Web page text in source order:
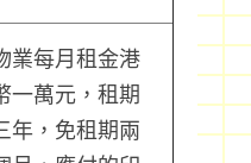
業每月租金港
一萬元，租期
年，免租期兩